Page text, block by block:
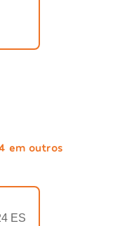
em outros
ES